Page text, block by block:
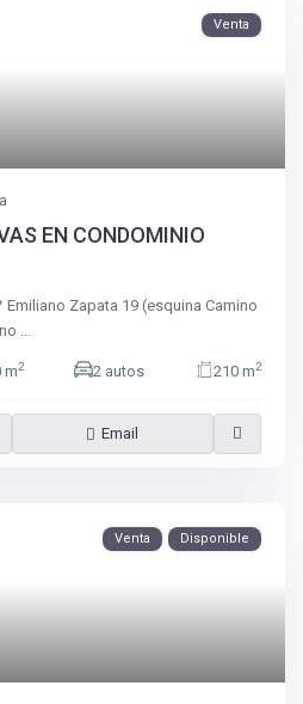
Venta
EN CONDOMINIO
Zapata 19 (esquina Camino
...
m2 2 autos 210 m2
Email
Venta Disponible